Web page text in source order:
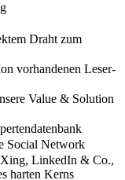
Draht zum
vorhandenen Leser-
Value & Solution
Social Network
LinkedIn & Co.,
harten Kerns